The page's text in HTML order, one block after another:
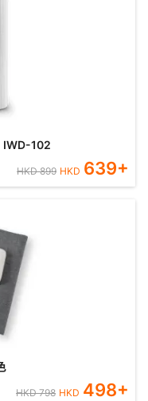
IWD-102
HKD899 HKD 639+
HKD798 HKD 498+